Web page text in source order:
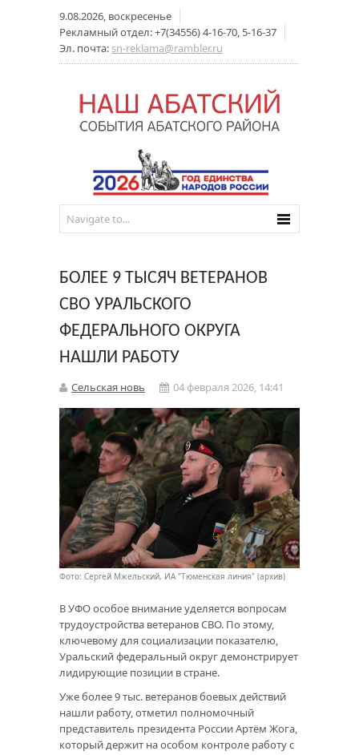
9.08.2026, воскресенье
Рекламный отдел: +7(34556) 4-16-70, 5-16-37
Эл. почта: sn-reklama@rambler.ru
БОЛЕЕ 9 ТЫСЯЧ ВЕТЕРАНОВ
СВО УРАЛЬСКОГО
ФЕДЕРАЛЬНОГО ОКРУГА
НАШЛИ РАБОТУ
Сельская новь 04 февраля 2026, 14:41
Фото: Сергей Мжельский, ИА "Тюменская линия" (архив)
В УФО особое внимание уделяется вопросам
трудоустройства ветеранов СВО. По этому,
ключевому для социализации показателю,
Уральский федеральный округ демонстрирует
лидирующие позиции в стране.
Уже более 9 тыс. ветеранов боевых действий
нашли работу, отметил полномочный
представитель президента России Артём Жога,
который держит на особом контроле работу с